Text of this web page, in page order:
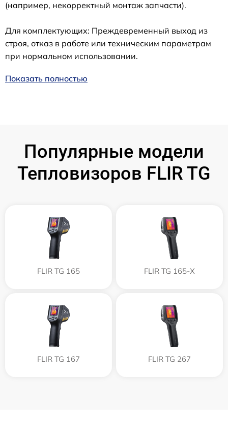
(например, некорректный монтаж запчасти).
Для комплектующих: Преждевременный выход из
строя, отказ в работе или техническим параметрам
при нормальном использовании.
Показать полностью
Популярные модели
Тепловизоров FLIR TG
FLIR TG 165 FLIR TG 165-X
FLIR TG 167 FLIR TG 267